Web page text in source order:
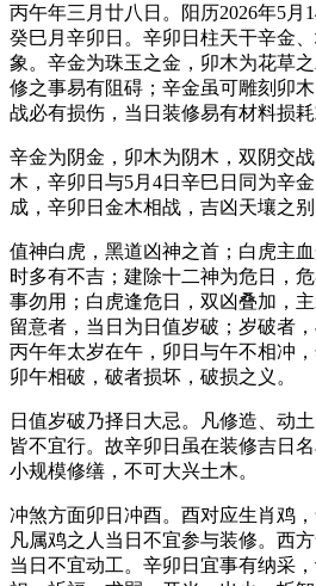
丙午年三月廿八日。阳历2026年5月
癸巳月辛卯日。辛卯日柱天干辛金
象。辛金为珠玉之金，卯木为花草
修之事易有阻碍；辛金虽可雕刻卯
战必有损伤，当日装修易有材料损耗
辛金为阴金，卯木为阴木，双阴交
木，辛卯日与5月4日辛巳日同为辛
成，辛卯日金木相战，吉凶天壤之别
值神白虎，黑道凶神之首；白虎主
时多有不吉；建除十二神为危日，
事勿用；白虎逢危日，双凶叠加，
留意者，当日为日值岁破；岁破者
丙午年太岁在午，卯日与午不相冲
卯午相破，破者损坏，破损之义。
日值岁破乃择日大忌。凡修造、动
皆不宜行。故辛卯日虽在装修吉日
小规模修缮，不可大兴土木。
冲煞方面卯日冲酉。酉对应生肖鸡
凡属鸡之人当日不宜参与装修。西
当日不宜动工。辛卯日宜事有纳采